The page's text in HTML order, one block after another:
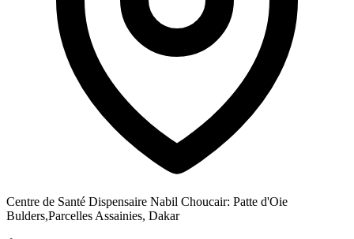
Centre de Santé Dispensaire Nabil Choucair: Patte d'Oie
Bulders,Parcelles Assainies, Dakar